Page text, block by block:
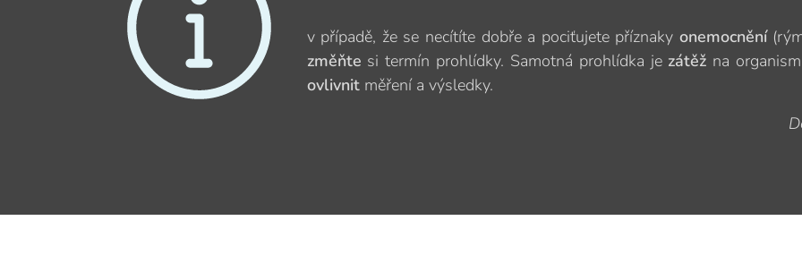
v případě, že se necítíte dobře a pociťujete příznaky onemocnění
změňte si termín prohlídky. Samotná prohlídka je zátěž na
ovlivnitměření a výsledky.